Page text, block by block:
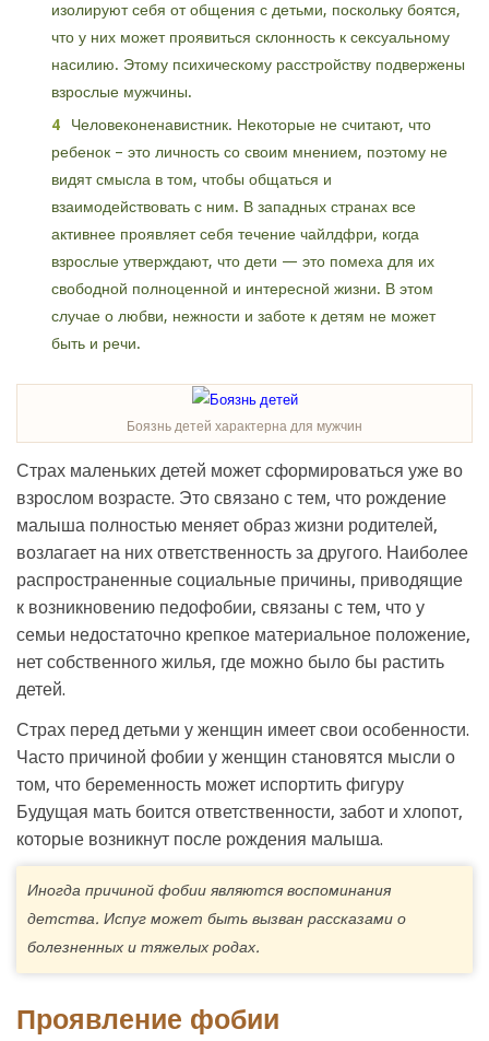
изолируют себя от общения с детьми, поскольку боятся,
что у них может проявиться склонность к сексуальному
насилию. Этому психическому расстройству подвержены
взрослые мужчины.
Человеконенавистник. Некоторые не считают, что
ребенок – это личность со своим мнением, поэтому не
видят смысла в том, чтобы общаться и
взаимодействовать с ним. В западных странах все
активнее проявляет себя течение чайлдфри, когда
взрослые утверждают, что дети — это помеха для их
свободной полноценной и интересной жизни. В этом
случае о любви, нежности и заботе к детям не может
быть и речи.
Боязнь детей характерна для мужчин
Страх маленьких детей может сформироваться уже во
взрослом возрасте. Это связано с тем, что рождение
малыша полностью меняет образ жизни родителей,
возлагает на них ответственность за другого. Наиболее
распространенные социальные причины, приводящие
к возникновению педофобии, связаны с тем, что у
семьи недостаточно крепкое материальное положение,
нет собственного жилья, где можно было бы растить
детей.
Страх перед детьми у женщин имеет свои особенности.
Часто причиной фобии у женщин становятся мысли о
том, что беременность может испортить фигуру
Будущая мать боится ответственности, забот и хлопот,
которые возникнут после рождения малыша.
Иногда причиной фобии являются воспоминания
детства. Испуг может быть вызван рассказами о
болезненных и тяжелых родах.
Проявление фобии